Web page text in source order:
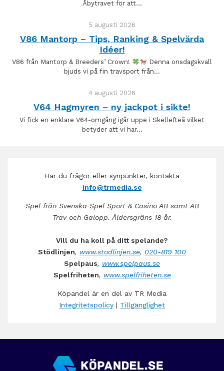
Åbytravet för att…
5 augusti 2026
V86 Mantorp – Tips, Ranking & Spelvärda
Idéer!
V86 från Mantorp & Breeders’ Crown!
Denna onsdagskväll
bjuds vi på fin travsport från…
4 augusti 2026
V64 Hagmyren – ny jackpot i sikte!
Vi fick en enklare V64-omgång igår uppe i Skellefteå vilket
betyder att vi har…
Har du frågor eller synpunkter, kontakta
info@trmedia.se
Spel från Svenska Spel Sport & Casino AB samt AB
Trav och Galopp. Åldersgräns 18 år.
Vill du ha koll på ditt spelande?
Stödlinjen, www.stodlinjen.se, 020-819 100
Spelpaus, www.spelpaus.se
Spelfriheten, www.spelfriheten.se
Köpandel är en del av TR Media
Integritetspolicy | Tillgänglighet